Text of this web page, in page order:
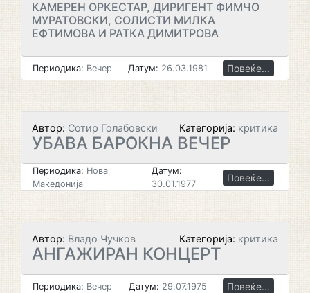
КАМЕРЕН ОРКЕСТАР, ДИРИГЕНТ ФИМЧО
МУРАТОВСКИ, СОЛИСТИ МИЛКА
ЕФТИМОВА И РАТКА ДИМИТРОВА
Периодика: Вечер Датум: 26.03.1981 Повеќе...
Автор: Сотир Голабовски Категорија: критика
УБАВА БАРОКНА ВЕЧЕР
Периодика: Нова
Македонија
Датум:
30.01.1977
Повеќе...
Автор: Владо Чучков Категорија: критика
АНГАЖИРАН КОНЦЕРТ
Периодика: Вечер Датум: 29.07.1975 Повеќе...